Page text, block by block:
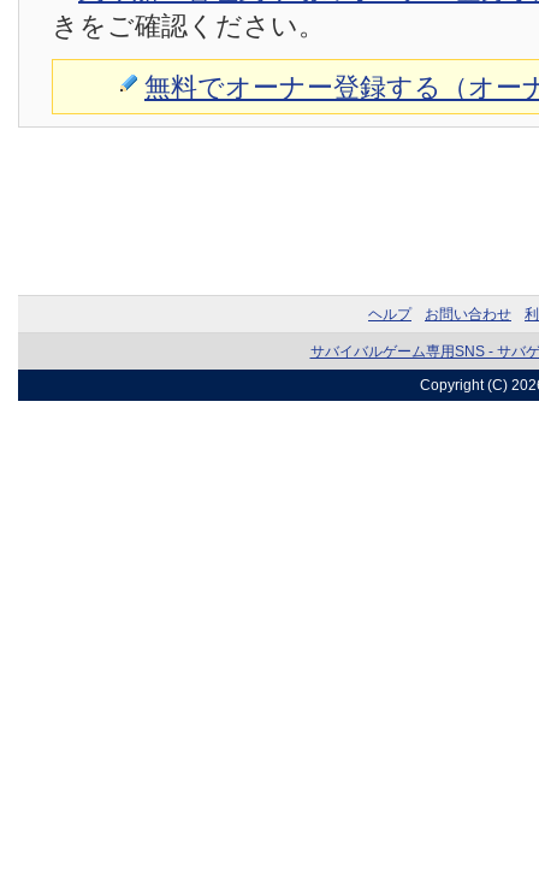
きをご確認ください。
無料でオーナー登録する（オー
ヘルプ お問い合わせ
サバイバルゲーム専用SNS - サバ
Copyright (C)